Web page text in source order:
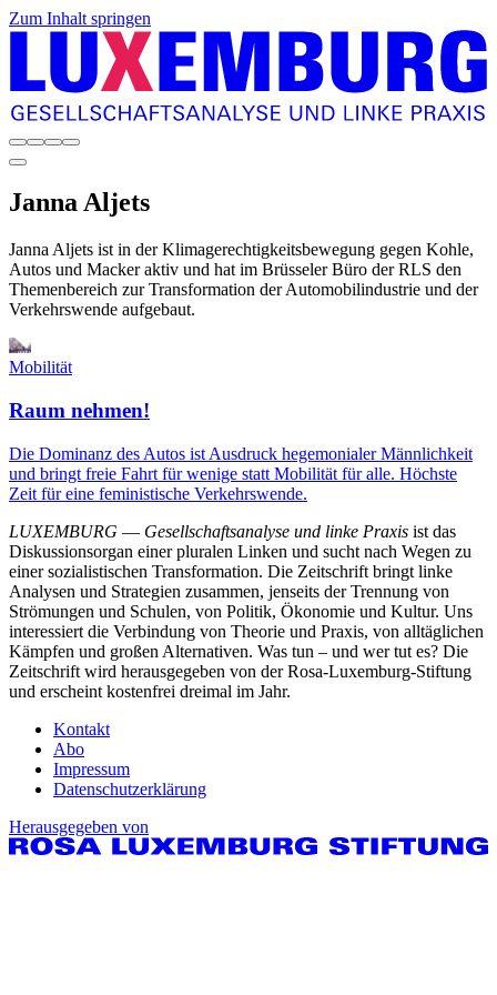
Zum Inhalt springen
JannaAljets
Janna Aljets ist in der Klimagerechtigkeitsbewegung gegen Kohle,
Autos und Macker aktiv und hat im Brüsseler Büro der RLS den
Themenbereich zur Transformation der Automobilindustrie und der
Verkehrswende aufgebaut.
Mobilität
Raum nehmen!
Die Dominanz des Autos ist Ausdruck hegemonialer Männlichkeit
und bringt freie Fahrt für wenige statt Mobilität für alle. Höchste
Zeit für eine feministische Verkehrswende.
LUXEMBURG — Gesellschaftsanalyse und linke Praxis ist das
Diskussionsorgan einer pluralen Linken und sucht nach Wegen zu
einer sozialistischen Transformation. Die Zeitschrift bringt linke
Analysen und Strategien zusammen, jenseits der Trennung von
Strömungen und Schulen, von Politik, Ökonomie und Kultur. Uns
interessiert die Verbindung von Theorie und Praxis, von alltäglichen
Kämpfen und großen Alternativen. Was tun – und wer tut es? Die
Zeitschrift wird herausgegeben von der Rosa-Luxemburg-Stiftung
und erscheint kostenfrei dreimal im Jahr.
Kontakt
Abo
Impressum
Datenschutzerklärung
Herausgegeben von